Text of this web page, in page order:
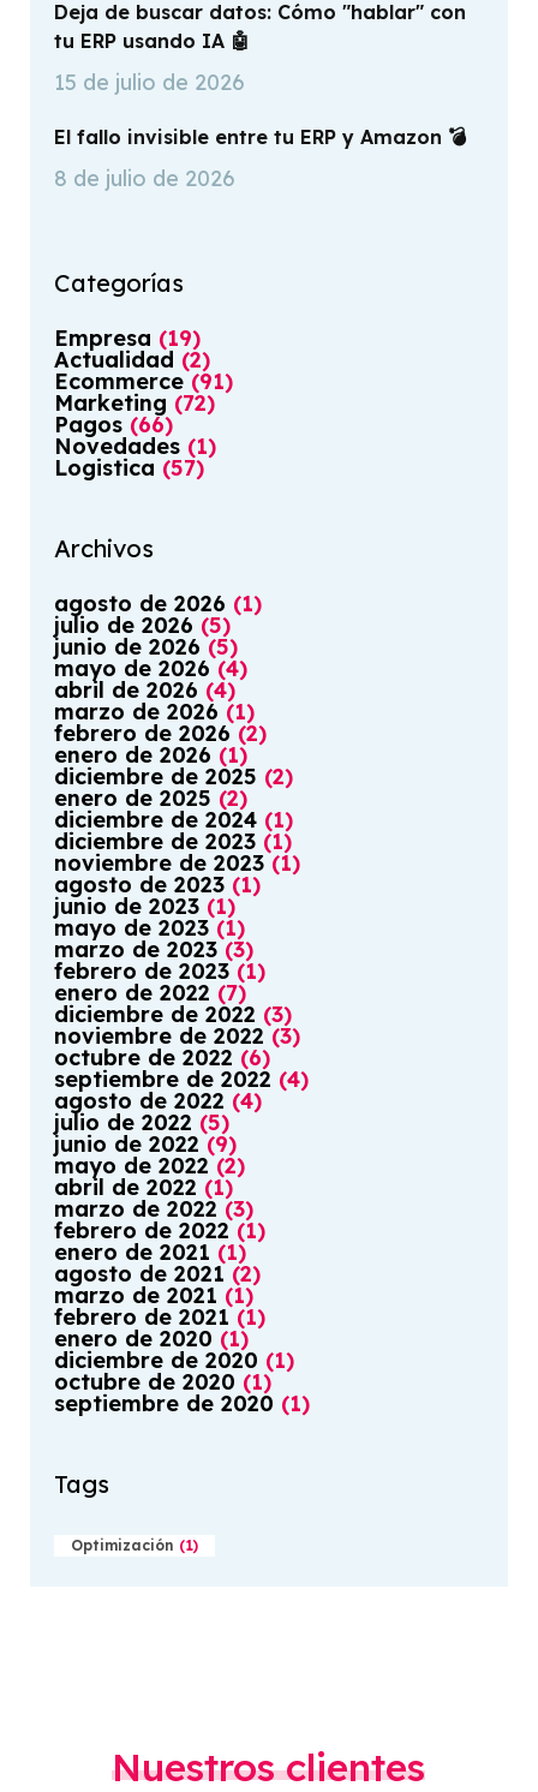
Deja de buscar datos: Cómo "hablar" con
tu ERP usando IA 🤖
15 de julio de 2026
El fallo invisible entre tu ERP y Amazon 💣
8 de julio de 2026
Categorías
Empresa (19)
Actualidad (2)
Ecommerce(91)
Marketing (72)
Pagos (66)
Novedades (1)
Logistica (57)
Archivos
agosto de2026 (1)
julio de2026 (5)
junio de2026 (5)
mayo de2026(4)
abril de2026 (4)
marzo de2026 (1)
febrero de2026(2)
enero de2026 (1)
diciembre de2025 (2)
enero de2025 (2)
diciembre de2024 (1)
diciembre de2023 (1)
noviembre de2023(1)
agosto de2023 (1)
junio de2023 (1)
mayo de2023(1)
marzo de2023(3)
febrero de2023(1)
enero de2022 (7)
diciembre de2022 (3)
noviembre de2022 (3)
octubre de2022 (6)
septiembre de2022 (4)
agosto de2022 (4)
julio de2022 (5)
junio de2022 (9)
mayo de2022(2)
abril de2022 (1)
marzo de2022 (3)
febrero de2022(1)
enero de2021 (1)
agosto de2021 (2)
marzo de2021 (1)
febrero de2021(1)
enero de2020 (1)
diciembre de2020 (1)
octubre de2020 (1)
septiembre de2020 (1)
Tags
Optimización (1)
Nuestros clientes